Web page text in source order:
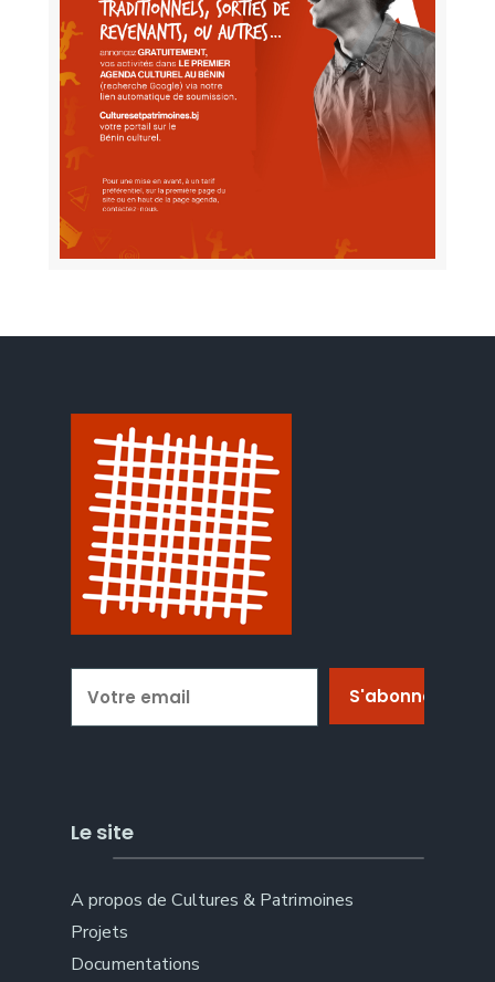
Le site
A propos de Cultures & Patrimoines
Projets
Documentations